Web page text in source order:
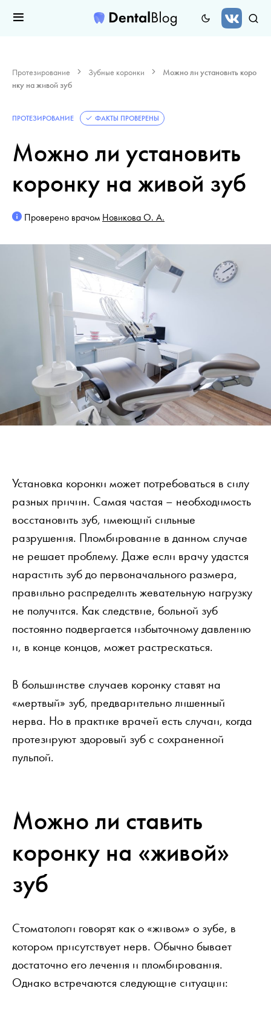
Протезирование Зубные коронки
Можно ли установить коро
нку на живой зуб
ПРОТЕЗИРОВАНИЕ ФАКТЫ ПРОВЕРЕНЫ
Можно ли установить
коронку на живой зуб
Проверено врачом Новикова О. А.
Установка коронки может потребоваться в силу
разных причин. Самая частая – необходимость
восстановить зуб, имеющий сильные
разрушения. Пломбирование в данном случае
не решает проблему. Даже если врачу удастся
нарастить зуб до первоначального размера,
правильно распределить жевательную нагрузку
не получится. Как следствие, больной зуб
постоянно подвергается избыточному давлению
и, в конце концов, может растрескаться.
В большинстве случаев коронку ставят на
«мертвый» зуб, предварительно лишенный
нерва. Но в практике врачей есть случаи, когда
протезируют здоровый зуб с сохраненной
пульпой.
Можно ли ставить
коронку на «живой»
зуб
Стоматологи говорят как о «живом» о зубе, в
котором присутствует нерв. Обычно бывает
достаточно его лечения и пломбирования.
Однако встречаются следующие ситуации: